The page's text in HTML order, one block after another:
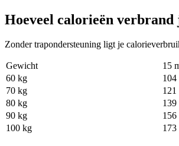
Hoeveel calorieën verbrand
Zonder trapondersteuning ligt je
Gewicht 15
60 kg
104
70 kg
121
80 kg
139
90 kg
156
100 kg
173